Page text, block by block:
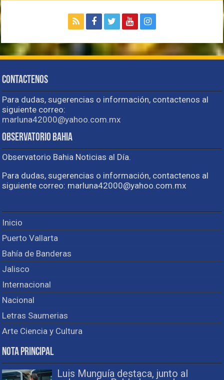
Contactenos
Para dudas, sugerencias o información, contactenos al
siguiente correo:
marluna42000@yahoo.com.mx
Observatorio Bahia
Observatorio Bahia Noticias al Día.
Para dudas, sugerencias o información, contactenos al
siguiente correo: marluna42000@yahoo.com.mx
Inicio
Puerto Vallarta
Bahía de Banderas
Jalisco
Internacional
Nacional
Letras Saumerias
Arte Ciencia y Cultura
Nota Principal
Luis Munguía destaca, junto al